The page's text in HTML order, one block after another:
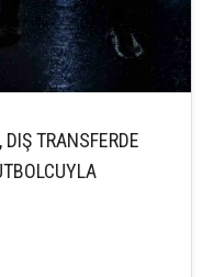
TRANSFERDE